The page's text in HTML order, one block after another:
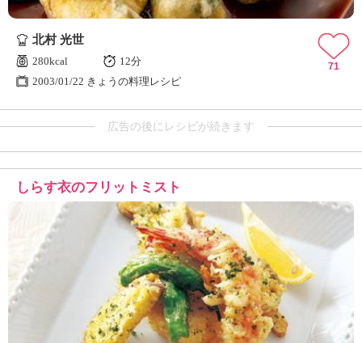
北村 光世
280kcal
12分
2003/01/22 きょうの料理レシピ
71
広告の後にレシピが続きます
しらす衣のフリットミスト